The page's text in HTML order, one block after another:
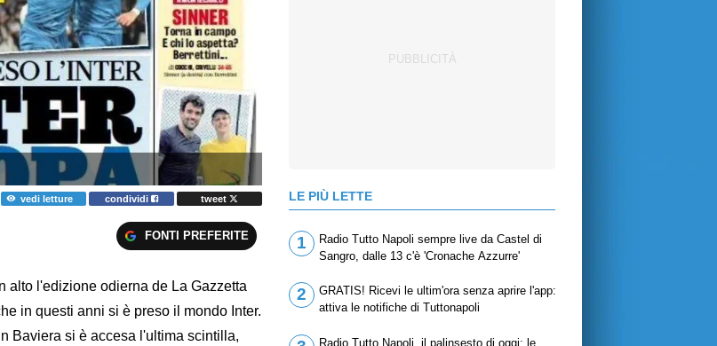
vedi letture condividi
tweet
FONTI PREFERITE
alto l'edizione odierna de La Gazzetta
in questi anni si è preso il mondo Inter.
Baviera si è accesa l'ultima scintilla,
LE PIÙ LETTE
1
Radio Tutto Napoli sempre live da Castel di
Sangro, dalle 13 c'è 'Cronache Azzurre'
2
GRATIS! Ricevi le ultim'ora senza aprire l'app:
attiva le notifiche di Tuttonapoli
Radio Tutto Napoli, il palinsesto di oggi: le